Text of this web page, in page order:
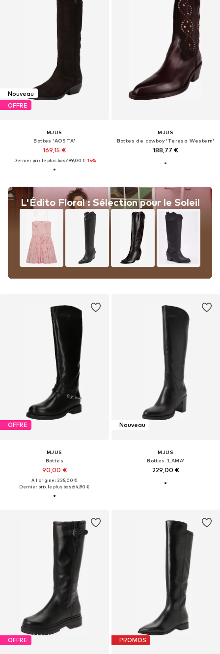
Nouveau
OFFRE
MJUS
Bottes 'AOSTA'
169,15 €
Dernier prix le plus bas :199,00 €-15%
L'Édito Floral : Sélection pour le Soleil
MJUS
Bottes de cowboy 'Teresa Western'
188,77 €
OFFRE
MJUS
Bottes
90,00 €
À l'origine : 225,00 €
Dernier prix le plus bas :64,90 €
Nouveau
MJUS
Bottes 'LAMA'
229,00 €
OFFRE PROMOS